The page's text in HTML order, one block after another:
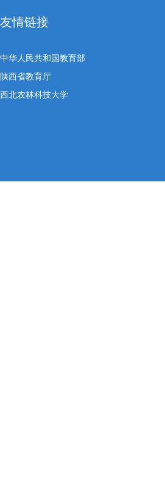
友情链接
中华人民共和国教育部
陕西省教育厅
西北农林科技大学